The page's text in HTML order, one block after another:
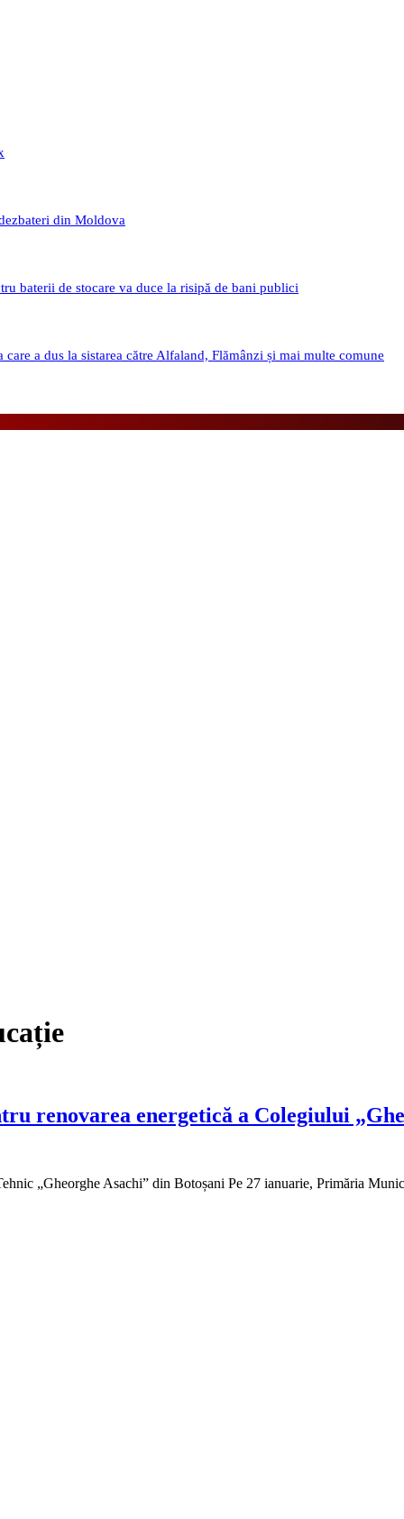
din Moldova
baterii de stocare va duce la risipă de bani publici
a dus la sistarea către Alfaland, Flămânzi și mai multe comune
renovarea energetică a Colegiului
„Gheorghe Asachi” din Botoșani Pe 27 ianuarie, Primăria